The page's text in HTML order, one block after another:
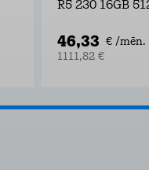
R5 230 16GB
46,33 € /mēn.
1111,82 €